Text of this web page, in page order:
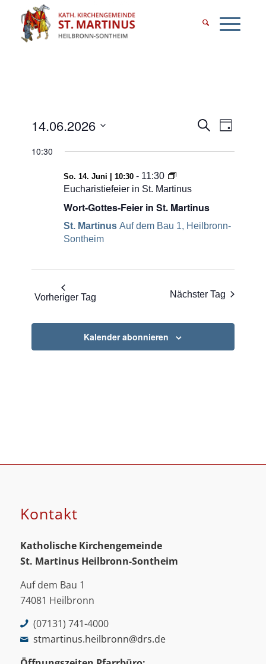
Suche
SucheTag
14.06.2026
wählen.
10:30
So. 14. Juni | 10:30 - 11:30
Eucharistiefeier in St. Martinus
Wort-Gottes-Feier in St. Martinus
St. MartinusAuf dem Bau 1, Heilbronn-
Sontheim
Vorheriger Tag Nächster Tag
Kalender abonnieren
Kontakt
Katholische Kirchengemeinde
St. Martinus Heilbronn-Sontheim
Auf dem Bau 1
74081 Heilbronn
(07131) 741-4000
stmartinus.heilbronn@drs.de